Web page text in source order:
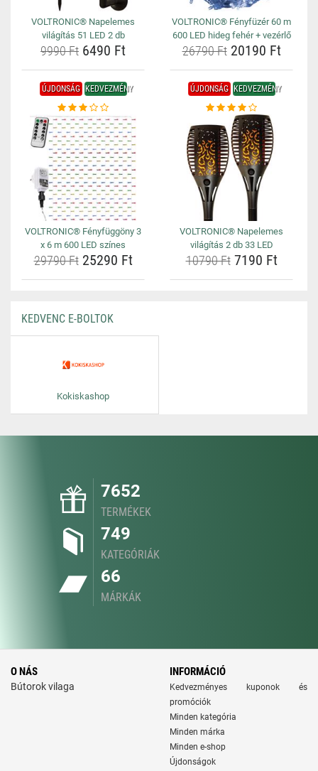
VOLTRONIC® Napelemes
világítás 51 LED 2 db
9990 Ft 6490 Ft
VOLTRONIC® Fényfüzér 60 m
600 LED hideg fehér + vezérlő
26790 Ft20190 Ft
ÚJDONSÁG KEDVEZMÉNY
VOLTRONIC® Fényfüggöny 3
x 6 m 600 LED színes
29790 Ft25290 Ft
ÚJDONSÁG KEDVEZMÉNY
VOLTRONIC® Napelemes
világítás 2 db 33 LED
10790 Ft7190 Ft
KEDVENC E-BOLTOK
Kokiskashop
7652
TERMÉKEK
749
KATEGÓRIÁK
66
MÁRKÁK
O NÁS
Bútorok vilaga
INFORMÁCIÓ
Kedvezményes kuponok és
promóciók
Minden kategória
Minden márka
Minden e-shop
Újdonságok